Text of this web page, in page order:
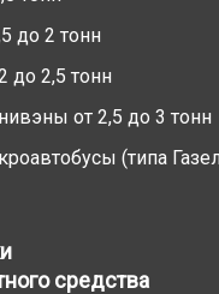
до 2 тонн
до 2,5 тонн
от 2,5 до 3 тонн
(типа
средства